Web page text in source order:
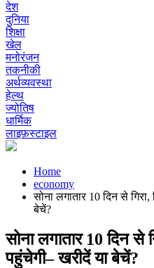
देश
दुनिया
शिक्षा
खेल
मनोरंजन
तकनीकी
अर्थव्यवस्था
हेल्थ
ज्योतिष
धार्मिक
लाइफ़स्टाइल
Home
economy
सोना लगातार 10 दिन से
बेचें?
सोना लगातार 10 दिन से
पहुंचेगी– खरीदें या बेचें?